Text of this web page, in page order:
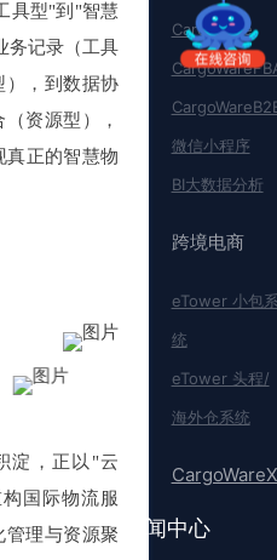
具型"到"智慧
务记录（工具
），到数据协
资源型），
真正的智慧物
淀，正以"云
国际物流服
管理与资源聚
CargoWare
微信小程序
BI大数据分析
跨境电商
eTower 小包
统
eTower 头程/
海外仓系统
CargoWareX
新闻中心